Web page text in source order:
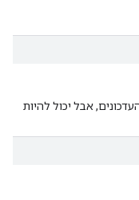
המיפוי הזה הוא 1:1 עם העדכונים, אבל יכול להיות